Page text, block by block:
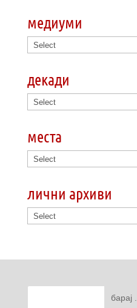
медиуми
декади
места
лични архиви